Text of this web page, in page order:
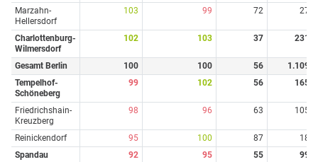
Marzahn-
Hellersdorf
103 99 72 27
Charlottenburg-
Wilmersdorf
102 103 37 231
Gesamt Berlin 100 100 56
1.109
Tempelhof-
Schöneberg
99 102 56 165
Friedrichshain-
Kreuzberg
98 96 63 105
Reinickendorf 95 100 87
18
Spandau
92 95 55
99